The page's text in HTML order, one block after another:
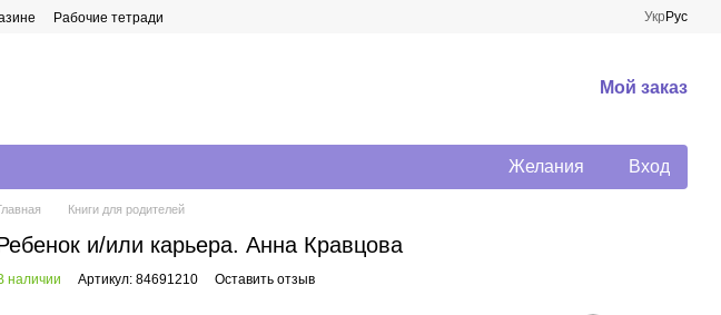
Рабочие тетради Укр Рус
Мой заказ
Желания Вход
Книги для родителей
и/или карьера. Анна Кравцова
наличии Артикул: 84691210 Оставить отзыв